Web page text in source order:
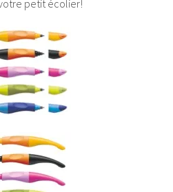
petit écolier!